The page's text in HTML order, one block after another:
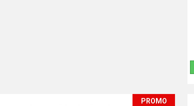
PROMO